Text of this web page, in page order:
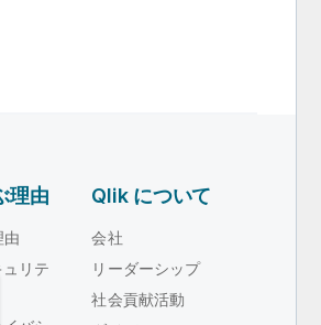
理由
由
リテ
Qlik について
会社
リーダーシップ
社会貢献活動